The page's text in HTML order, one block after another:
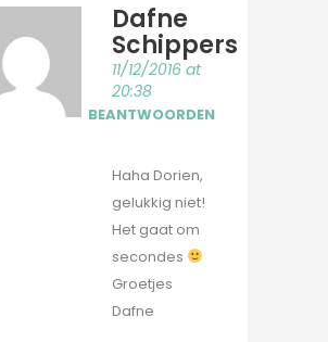
Dafne
Schippers
11/12/2016 at
20:38
BEANTWOORDEN
Haha Dorien,
gelukkig niet!
Het gaat om
secondes
Groetjes
Dafne